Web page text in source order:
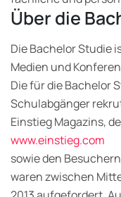
Über die
Die Bachelor Studie
Medien und
Die für die Bachelor
Schulabgänger
Einstieg Magazins,
www.einstieg.com
sowie den
waren zwischen